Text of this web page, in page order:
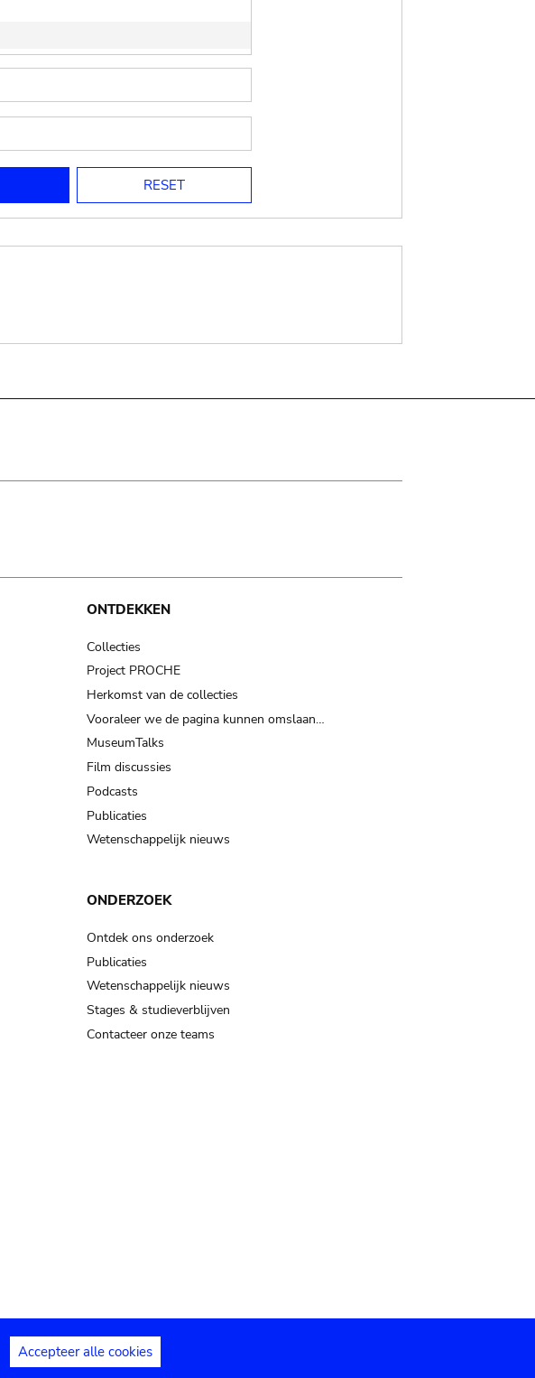
ONTDEKKEN
Collecties
Project PROCHE
Herkomst van de collecties
Vooraleer we de pagina kunnen omslaan…
MuseumTalks
Film discussies
Podcasts
Publicaties
Wetenschappelijk nieuws
ONDERZOEK
Ontdek ons onderzoek
Publicaties
Wetenschappelijk nieuws
Stages & studieverblijven
Contacteer onze teams
Accepteer alle cookies